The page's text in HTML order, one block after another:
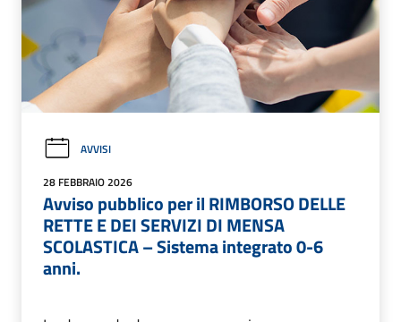
AVVISI
28 FEBBRAIO 2026
Avviso pubblico per il RIMBORSO DELLE
RETTE E DEI SERVIZI DI MENSA
SCOLASTICA – Sistema integrato 0-6
anni.